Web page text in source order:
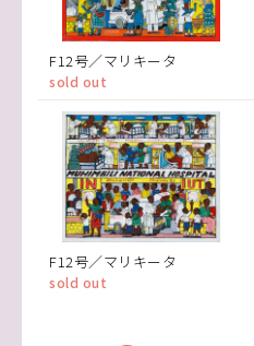
F12号／マリキータ
sold out
F12号／マリキータ
sold out